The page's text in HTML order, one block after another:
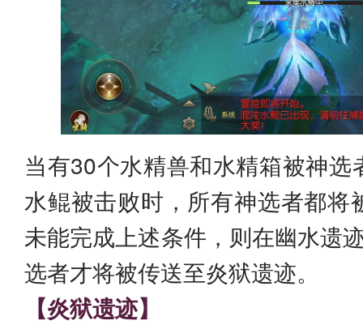
当有30个水精兽和水精箱被神
水鲲被击败时，所有神选者都将
未能完成上述条件，则在幽水遗
选者才将被传送至炎狱遗迹。
【炎狱遗迹】